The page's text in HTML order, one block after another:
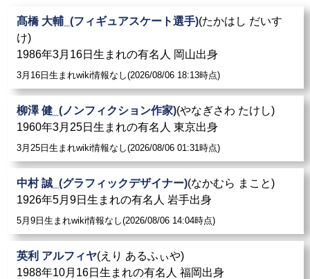
髙橋 大輔_(フィギュアスケート選手)(たかはし だいす
け)
1986年3月16日生まれの有名人 岡山出身
3月16日生まれwiki情報なし(2026/08/06 18:13時点)
柳澤 健_(ノンフィクション作家)(やなぎさわ たけし)
1960年3月25日生まれの有名人 東京出身
3月25日生まれwiki情報なし(2026/08/06 01:31時点)
中村 誠_(グラフィックデザイナー)(なかむら まこと)
1926年5月9日生まれの有名人 岩手出身
5月9日生まれwiki情報なし(2026/08/06 14:04時点)
英利 アルフィヤ(えり あるふぃや)
1988年10月16日生まれの有名人 福岡出身